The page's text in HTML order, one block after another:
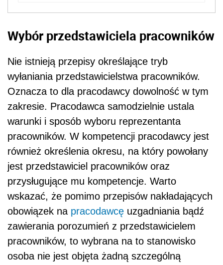
Wybór przedstawiciela pracowników
Nie istnieją przepisy określające tryb
wyłaniania przedstawicielstwa pracowników.
Oznacza to dla pracodawcy dowolność w tym
zakresie. Pracodawca samodzielnie ustala
warunki i sposób wyboru reprezentanta
pracowników. W kompetencji pracodawcy jest
również określenia okresu, na który powołany
jest przedstawiciel pracowników oraz
przysługujące mu kompetencje. Warto
wskazać, że pomimo przepisów nakładających
obowiązek na pracodawcę uzgadniania bądź
zawierania porozumień z przedstawicielem
pracowników, to wybrana na to stanowisko
osoba nie jest objęta żadną szczególną